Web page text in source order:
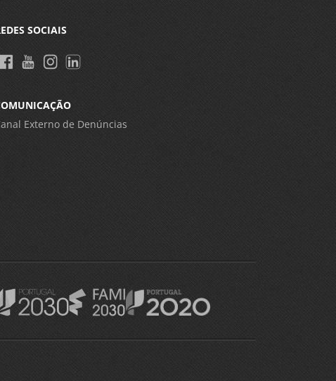
SOCIAIS
Externo de Denúncias